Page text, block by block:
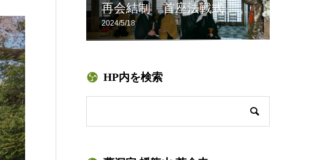
再会結制 首座法戦式
2024/5/18
HP内を検索